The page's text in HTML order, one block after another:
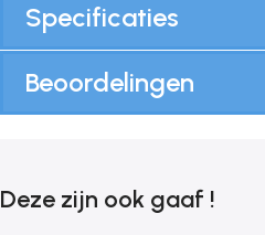
Specificaties
Beoordelingen
Deze zijn ook gaaf !